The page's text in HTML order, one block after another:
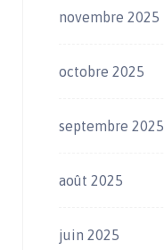
novembre 2025
octobre 2025
septembre 2025
août 2025
juin 2025